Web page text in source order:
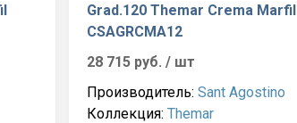
Grad.120 Themar Crema Marfil
CSAGRCMA12
28 715 руб. / шт
Производитель: Sant Agostino
Коллекция: Themar